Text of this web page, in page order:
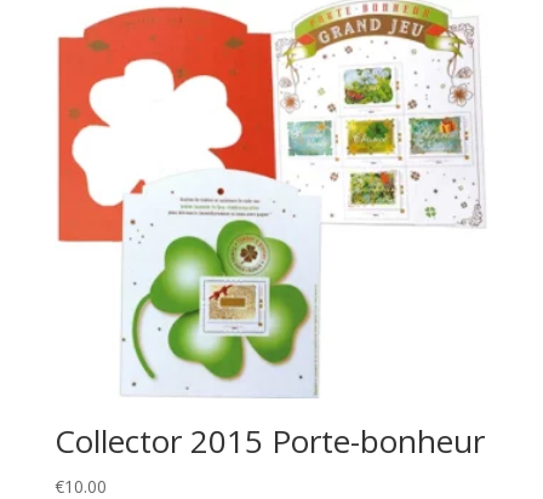
Collector 2015 Porte-bonheur
€10.00